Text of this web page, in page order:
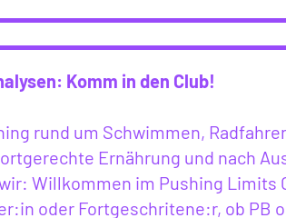
Komm in den Club!
rund um Schwimmen,
Ernährung und nach
Willkommen im Pushing Limits
oder Fortgeschritene:r, ob PB